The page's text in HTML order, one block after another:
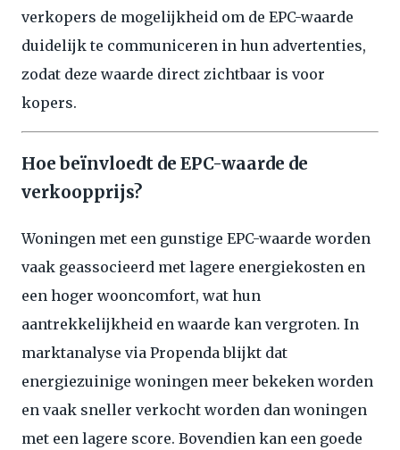
verkopers de mogelijkheid om de EPC-waarde
duidelijk te communiceren in hun advertenties,
zodat deze waarde direct zichtbaar is voor
kopers.
Hoe beïnvloedt de EPC-waarde de
verkoopprijs?
Woningen met een gunstige EPC-waarde worden
vaak geassocieerd met lagere energiekosten en
een hoger wooncomfort, wat hun
aantrekkelijkheid en waarde kan vergroten. In
marktanalyse via Propenda blijkt dat
energiezuinige woningen meer bekeken worden
en vaak sneller verkocht worden dan woningen
met een lagere score. Bovendien kan een goede